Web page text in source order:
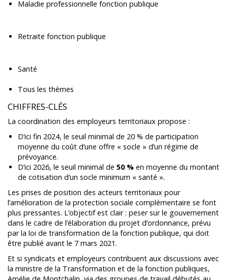
Maladie professionnelle fonction publique
Retraite fonction publique
Santé
Tous les thèmes
CHIFFRES-CLÉS
La coordination des employeurs territoriaux propose :
D’ici fin 2024, le seuil minimal de 20 % de participation
moyenne du coût d’une offre « socle » d’un régime de
prévoyance.
D’ici 2026, le seuil minimal de 50 % en moyenne du montant
de cotisation d’un socle minimum « santé ».
Les prises de position des acteurs territoriaux pour
l’amélioration de la protection sociale complémentaire se font
plus pressantes. L’objectif est clair : peser sur le gouvernement
dans le cadre de l’élaboration du projet d’ordonnance, prévu
par la loi de transformation de la fonction publique, qui doit
être publié avant le 7 mars 2021.
Et si syndicats et employeurs contribuent aux discussions avec
la ministre de la Transformation et de la fonction publiques,